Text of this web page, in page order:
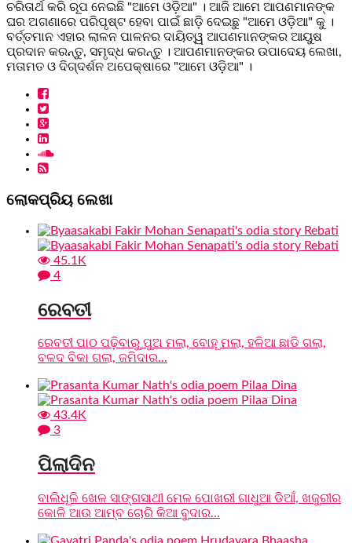
ଚରିତାର୍ଥ କରି ରୂପ ନେଇଛି "ଆମେ ଓଡ଼ିଆ" । ଆଜି ଆମେ ଆପଣମାନଙ୍କ
ଘର ଅଗଣାରେ ପରିପୃଷ୍ଟ ହେବା ପାଇଁ ଛାଡ଼ି ଦେଇଛୁ "ଆମେ ଓଡ଼ିଆ" କୁ ।
ବର୍ତ୍ତମାନ ଏହାର ଲାଳନ ପାଳନର ଦାୟିତ୍ୱ ଆପଣମାନଙ୍କର ଆୟୁଷ
ପ୍ରଦାନ କରନ୍ତୁ, ସମୃଦ୍ଧ କରନ୍ତୁ । ଆପଣମାନଙ୍କର ଉପାଦେୟ ଲେଖା,
ମତାମତ ଓ ଦିଗ୍ଦର୍ଶନ ଅପେକ୍ଷାରେ "ଆମେ ଓଡ଼ିଆ" ।
ଲୋକପ୍ରିୟ ଲେଖା
45.1K
4
ରେବତୀ
ରେବତୀ ପାଠ ପଢ଼ିବାରୁ ପୁଅ ମଲା, ବୋହୂ ମଲା, ହଳିଆ ଛାଡି ଗଲା,
ବଳଦ ବିକା ଗଲା, ଜମିଦାର...
43.4K
3
ପିଲାଦିନ
ବାଲିଧୂଳି ଖେଳ ସାଙ୍ଗସାଥୀ ମେଳ ପୋଖରୀ ଗାଧୁଆ ଡିଆଁ, ଖଜୁରୀର
କୋଳି ଆଉ ଆମ୍ବ ଚୋରି କିଆ ବୁଦାର...